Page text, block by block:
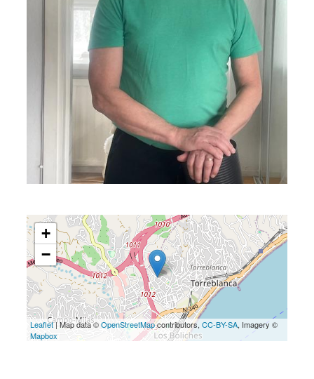
+
−
Leaflet| Map data ©OpenStreetMapcontributors, CC-BY-SA, Imagery ©
Mapbox